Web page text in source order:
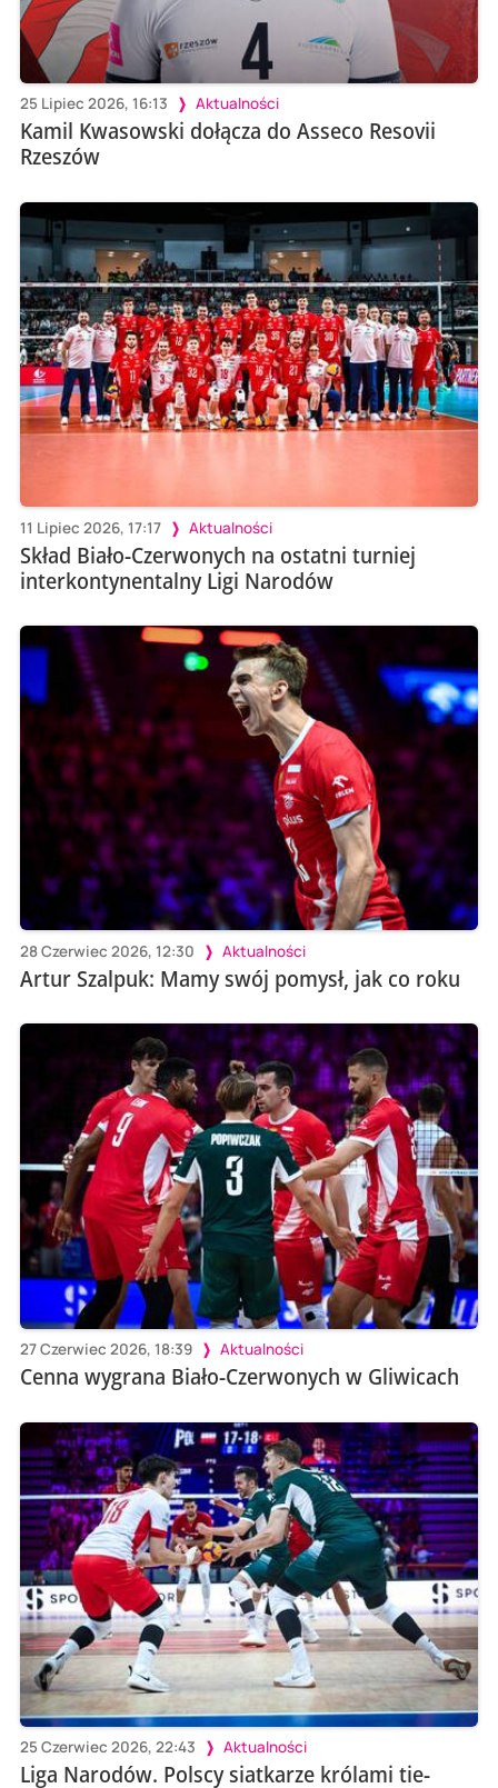
25 Lipiec 2026, 16:13 Aktualności
Kamil Kwasowski dołącza do Asseco Resovii
Rzeszów
11 Lipiec 2026, 17:17 Aktualności
Skład Biało-Czerwonych na ostatni turniej
interkontynentalny Ligi Narodów
28 Czerwiec 2026, 12:30 Aktualności
Artur Szalpuk: Mamy swój pomysł, jak co roku
27 Czerwiec 2026, 18:39 Aktualności
Cenna wygrana Biało-Czerwonych w Gliwicach
25 Czerwiec 2026, 22:43 Aktualności
Liga Narodów. Polscy siatkarze królami tie-